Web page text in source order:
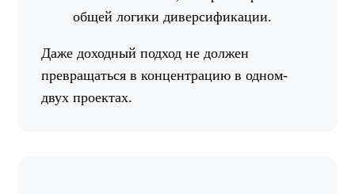
общей логики диверсификации.
Даже доходный подход не должен
превращаться в концентрацию в одном-
двух проектах.